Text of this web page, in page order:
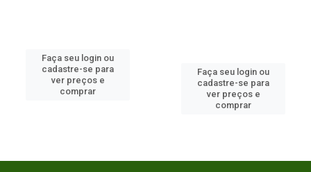
Faça seu login ou
cadastre-se para
ver preços e
comprar
Faça seu login ou
cadastre-se para
ver preços e
comprar